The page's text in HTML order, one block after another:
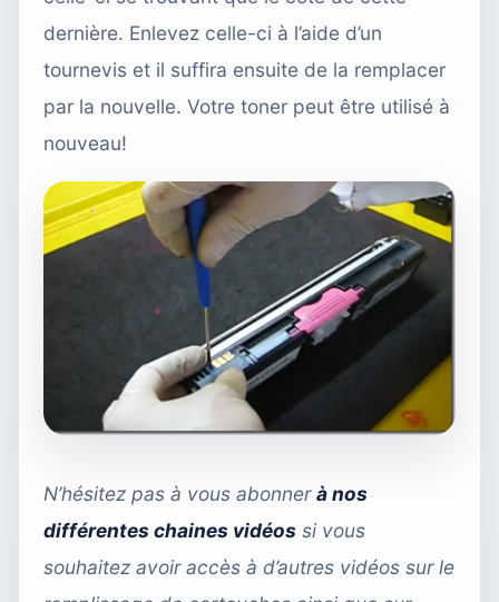
dernière. Enlevez celle-ci à l’aide d’un
tournevis et il suffira ensuite de la remplacer
par la nouvelle. Votre toner peut être utilisé à
nouveau!
N’hésitez pas à vous abonnerà nos
différentes chaines vidéos si vous
souhaitez avoir accès à d’autres vidéos sur le